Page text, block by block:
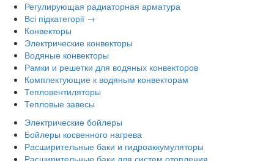
Регулирующая радиаторная арматура
Всі підкатегорії →
Конвекторы
Электрические конвекторы
Водяные конвекторы
Рамки и решетки для водяных конвекторов
Комплектующие к водяным конвекторам
Тепловентиляторы
Тепловые завесы
Электрические бойлеры
Бойлеры косвенного нагрева
Расширительные баки и гидроаккумуляторы